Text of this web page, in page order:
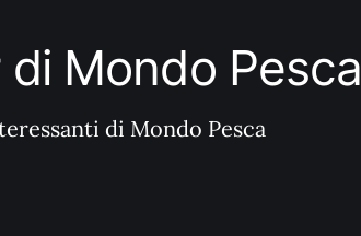
Mondo Pesca
di Mondo Pesca